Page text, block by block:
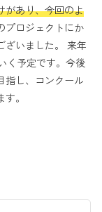
があり、今回のよ
プロジェクトにか
ざいました。 来年
く予定です。今後
指し、コンクール
。